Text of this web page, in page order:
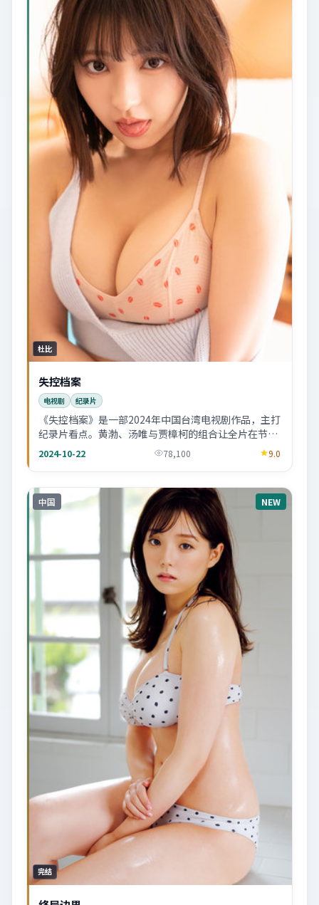
杜比
失控档案
电视剧 纪录片
《失控档案》是一部2024年中国台湾电视剧作品，主打
纪录片看点。黄渤、汤唯与贾樟柯的组合让全片在节奏
与表演上更稳，适合喜欢细读剧情的观众。
2024-10-22 78,100 9.0
中国 NEW
完结